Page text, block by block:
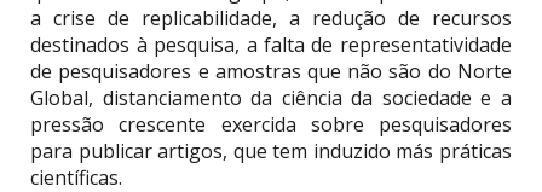
a crise de replicabilidade, a redução de recursos
destinados à pesquisa, a falta de representatividade
de pesquisadores e amostras que não são do Norte
Global, distanciamento da ciência da sociedade e a
pressão crescente exercida sobre pesquisadores
para publicar artigos, que tem induzido más práticas
científicas.